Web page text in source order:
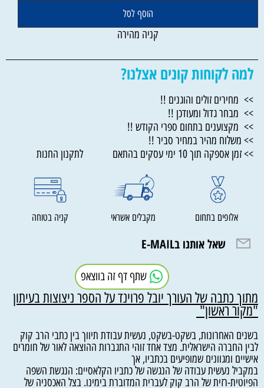
הוסף לסל
קניה מהירה
למה לקוחות קונים אצלנו?
>> מחירים זולים והוגנים !!
>> מבחר גדול ומעודכן !!
>> מקצוענים בתחום ספרי הקודש !!
>> משלוח מהיר במחיר סביר !!
>> זמן אספקה תוך 10 ימי עסקים בהתאם לתקנון החנות
אלופים בתחום מקבלים אשראי קניה בטוחה
שאל אותנו בE-MAIL
שתף דף זה בווצאפ
מתוך כתבה של העורך יובל פרוינד על הספר ניצוצות בעיתון
"מקור ראשון"
בשנים האחרונות, בשקט-בשקט, נעשית עבודת תיווך בין כתבי הרב קוק
לבין החברה הישראלית. מצד אחד זוהי התגברות ההוצאה לאור של חומרים
אישיים ומגוונים שמופיעים בכתביו, אך
במקביל נעשית עבודה של הנגשה של כתביו הקלאסיים: הנגשת השפה
הפיוטית-רזית של הרב קוק לעברית המדוברת בימינו. בצל האכסניה של